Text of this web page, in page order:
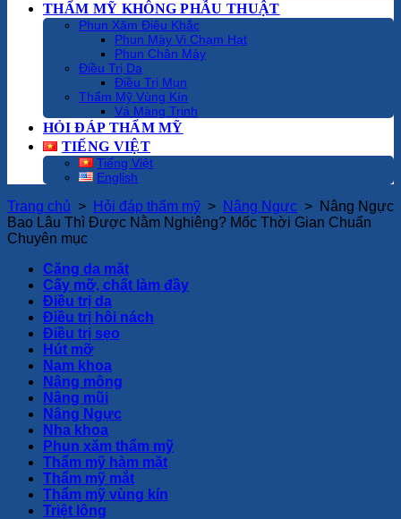
THẨM MỸ KHÔNG PHẪU THUẬT
Phun Xăm Điêu Khắc
Phun Mày Vi Chạm Hạt
Phun Chân Mày
Điều Trị Da
Điều Trị Mụn
Thẩm Mỹ Vùng Kín
Vá Màng Trinh
HỎI ĐÁP THẨM MỸ
TIẾNG VIỆT
Tiếng Việt
English
Trang chủ > Hỏi đáp thẩm mỹ > Nâng Ngực > Nâng Ngực
Bao Lâu Thì Được Nằm Nghiêng? Mốc Thời Gian Chuẩn
Chuyên mục
Căng da mặt
Cấy mỡ, chất làm đầy
Điều trị da
Điều trị hôi nách
Điều trị sẹo
Hút mỡ
Nam khoa
Nâng mông
Nâng mũi
Nâng Ngực
Nha khoa
Phun xăm thẩm mỹ
Thẩm mỹ hàm mặt
Thẩm mỹ mắt
Thẩm mỹ vùng kín
Triệt lông